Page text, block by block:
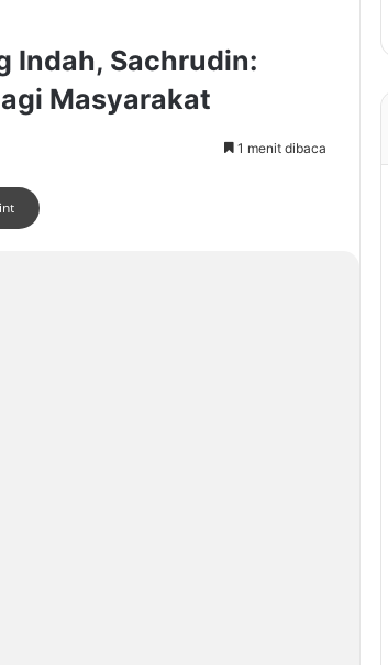
Indah, Sachrudin:
Masyarakat
1 menit dibaca